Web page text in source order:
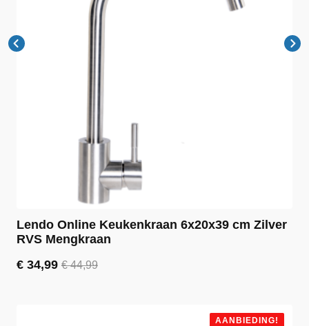
Lendo Online Keukenkraan 6x20x39 cm Zilver
RVS Mengkraan
€44,99
Oorspronkelijke
€ 34,99
Huidige
AANBIEDING!